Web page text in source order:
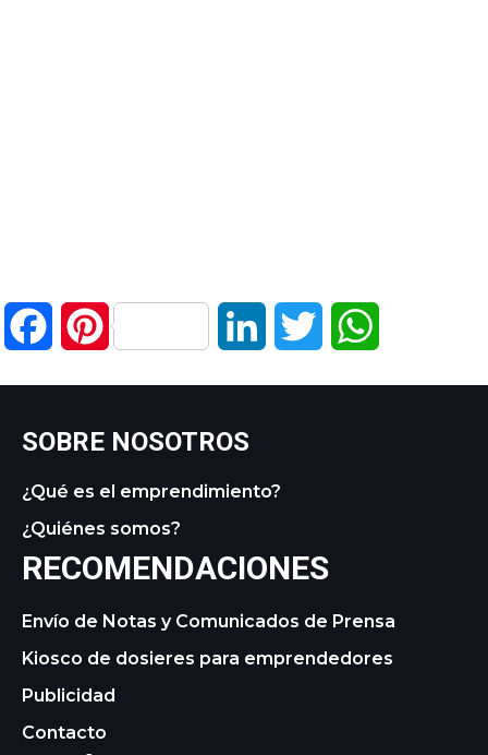
FacebookPinterest LinkedIn Twitter
SOBRE NOSOTROS
¿Qué es el emprendimiento?
¿Quiénes somos?
RECOMENDACIONES
Envío de Notas y Comunicados de Prensa
Kiosco de dosieres para emprendedores
Publicidad
Contacto